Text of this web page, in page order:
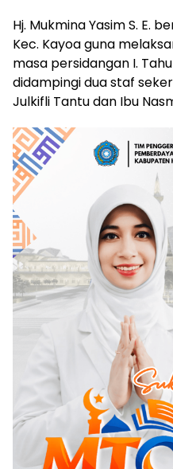
Hj. Mukmina Yasim S. E.
Kec. Kayoa guna
masa persidangan I.
didampingi dua staf
Julkifli Tantu dan Ibu